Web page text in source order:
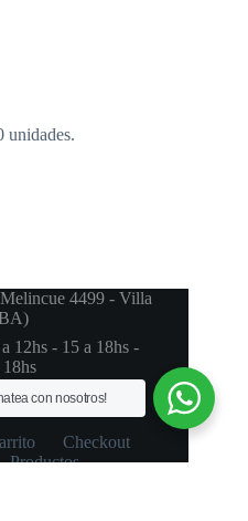
unidades.
4499 - Villa
12hs - 15 a 18hs -
18hs
Checkout
Productos
con nosotros!